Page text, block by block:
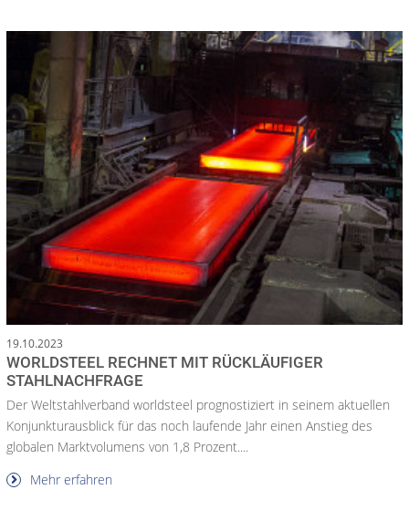
19.10.2023
WORLDSTEEL RECHNET MIT RÜCKLÄUFIGER
STAHLNACHFRAGE
Der Weltstahlverband worldsteel prognostiziert in seinem aktuellen
Konjunkturausblick für das noch laufende Jahr einen Anstieg des
globalen Marktvolumens von 1,8 Prozent....
Mehr erfahren